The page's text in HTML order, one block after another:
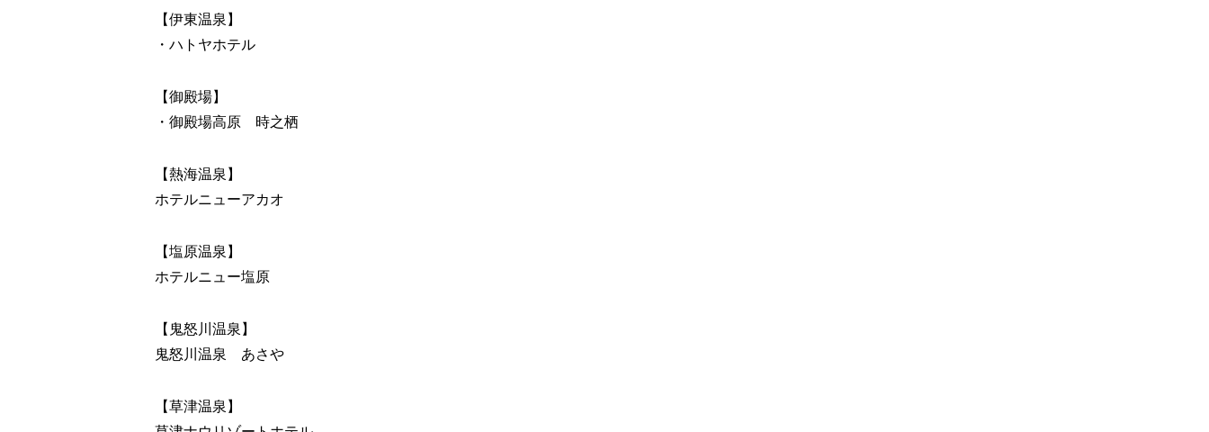
【伊東温泉】
・ハトヤホテル
【御殿場】
・御殿場高原 時之栖
【熱海温泉】
ホテルニューアカオ
【塩原温泉】
ホテルニュー塩原
【鬼怒川温泉】
鬼怒川温泉 あさや
【草津温泉】